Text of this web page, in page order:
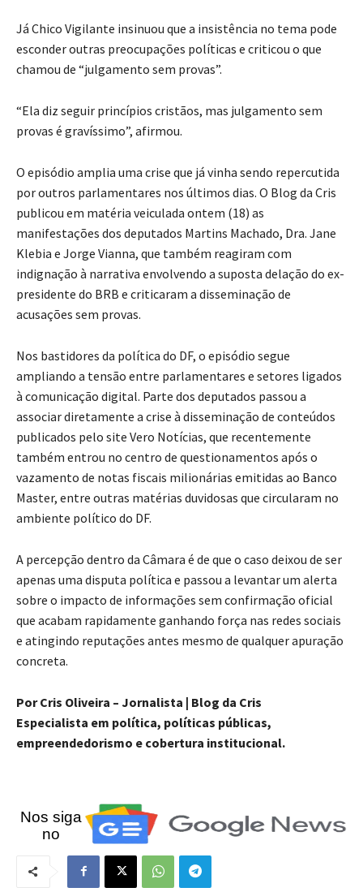
Já Chico Vigilante insinuou que a insistência no tema pode
esconder outras preocupações políticas e criticou o que
chamou de “julgamento sem provas”.
“Ela diz seguir princípios cristãos, mas julgamento sem
provas é gravíssimo”, afirmou.
O episódio amplia uma crise que já vinha sendo repercutida
por outros parlamentares nos últimos dias. O Blog da Cris
publicou em matéria veiculada ontem (18) as
manifestações dos deputados Martins Machado, Dra. Jane
Klebia e Jorge Vianna, que também reagiram com
indignação à narrativa envolvendo a suposta delação do ex-
presidente do BRB e criticaram a disseminação de
acusações sem provas.
Nos bastidores da política do DF, o episódio segue
ampliando a tensão entre parlamentares e setores ligados
à comunicação digital. Parte dos deputados passou a
associar diretamente a crise à disseminação de conteúdos
publicados pelo site Vero Notícias, que recentemente
também entrou no centro de questionamentos após o
vazamento de notas fiscais milionárias emitidas ao Banco
Master, entre outras matérias duvidosas que circularam no
ambiente político do DF.
A percepção dentro da Câmara é de que o caso deixou de ser
apenas uma disputa política e passou a levantar um alerta
sobre o impacto de informações sem confirmação oficial
que acabam rapidamente ganhando força nas redes sociais
e atingindo reputações antes mesmo de qualquer apuração
concreta.
Por Cris Oliveira – Jornalista | Blog da Cris
Especialista em política, políticas públicas,
empreendedorismo e cobertura institucional.
Nos siga
no